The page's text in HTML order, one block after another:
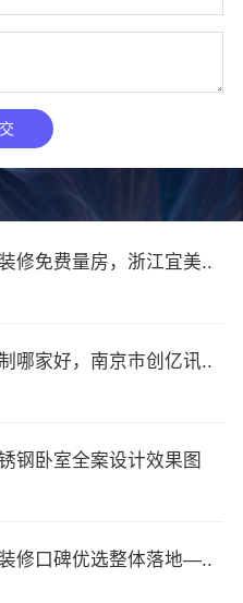
修免费量房，浙江宜美..
哪家好，南京市创亿讯..
钢卧室全案设计效果图
修口碑优选整体落地—..